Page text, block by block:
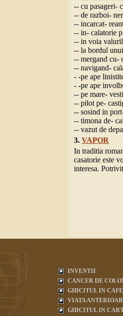
-- cu pasageri-
-- de razboi-
-- incarcat-
-- in- calatorie
-- in voia
-- la bordul
-- mergand cu-
-- navigand-
- -pe ape
- -pe ape
-- pe mare- vesti
-- pilot pe-
-- sosind in
-- timona de-
-- vazut de
3. VAPOR
In traditia
casatorie este
interesa.
INVENTII
CANCER DE
GHICITUL IN
VIATA
GHICITUL IN